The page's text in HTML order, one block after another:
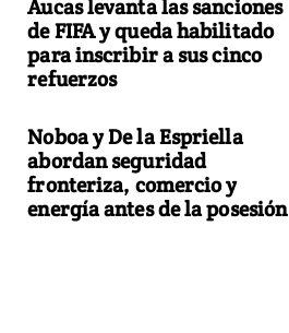
Aucas levanta las sanciones
de FIFA y queda habilitado
para inscribir a sus cinco
refuerzos
Noboa y De la Espriella
abordan seguridad
fronteriza, comercio y
energía antes de la posesión